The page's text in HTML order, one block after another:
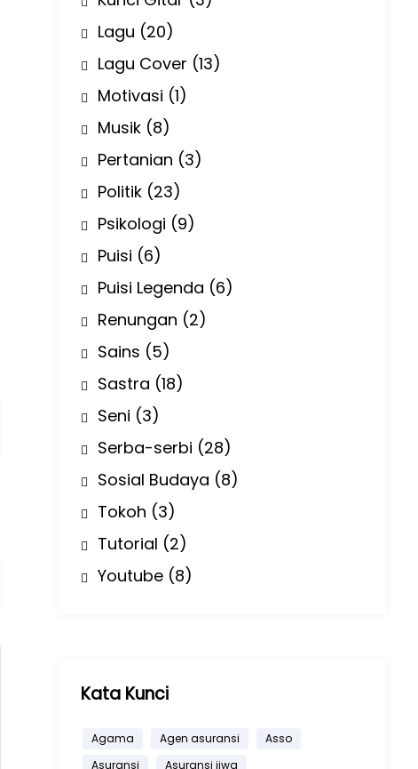
Lagu (20)
Lagu Cover (13)
Motivasi (1)
Musik (8)
Pertanian (3)
Politik (23)
Psikologi (9)
Puisi (6)
Puisi Legenda (6)
Renungan (2)
Sains (5)
Sastra (18)
Seni (3)
Serba-serbi (28)
Sosial Budaya (8)
Tokoh (3)
Tutorial (2)
Youtube (8)
Kata Kunci
Agama Agen asuransi
Asso
Asuransi
Asuransi jiwa